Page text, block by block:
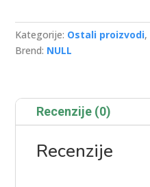
Kategorije: Ostali proizvodi,
Brend: NULL
Recenzije (0)
Recenzije